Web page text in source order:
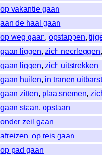
op vakantie gaan
aan de haal gaan
op weg gaan,opstappen,
gaan liggen,zich neerleggen
gaan liggen,zich uitstrekken
gaan huilen, in tranen
gaan zitten, plaatsnemen,
gaan staan,opstaan
onder zeil gaan
afreizen,op reis gaan
op pad gaan